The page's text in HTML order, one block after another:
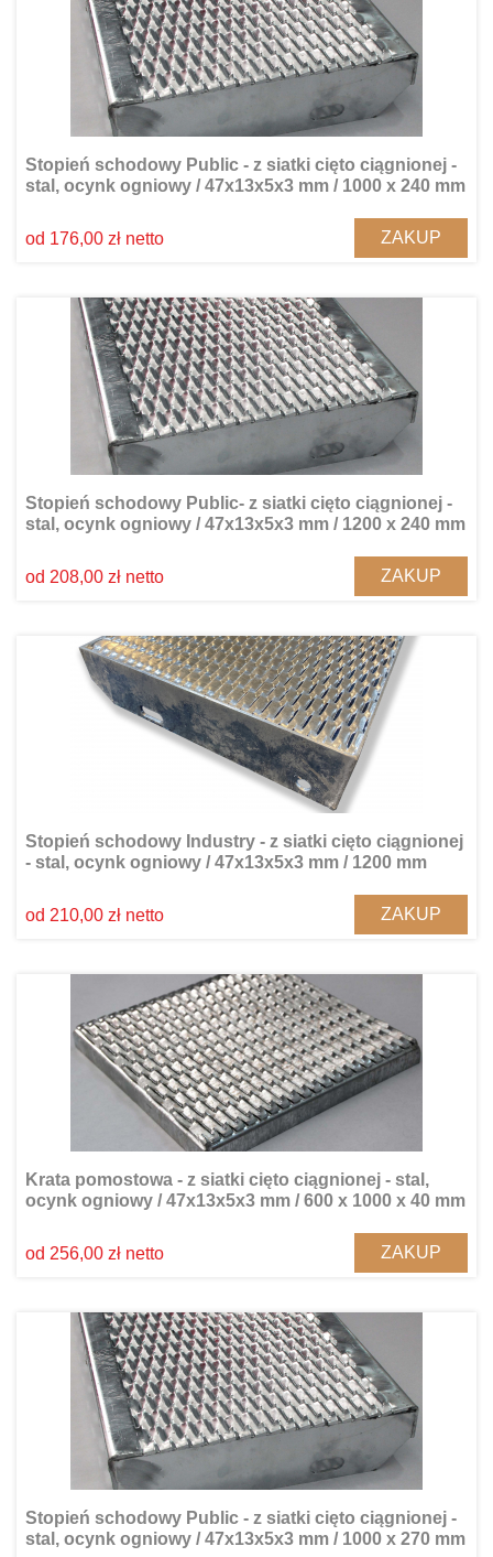
Stopień schodowy Public - z siatki cięto ciągnionej -
stal, ocynk ogniowy / 47x13x5x3 mm / 1000 x 240 mm
od 176,00 zł netto ZAKUP
Stopień schodowy Public- z siatki cięto ciągnionej -
stal, ocynk ogniowy / 47x13x5x3 mm / 1200 x 240 mm
od 208,00 zł netto ZAKUP
Stopień schodowy Industry - z siatki cięto ciągnionej
- stal, ocynk ogniowy / 47x13x5x3 mm / 1200 mm
od 210,00 zł netto ZAKUP
Krata pomostowa - z siatki cięto ciągnionej - stal,
ocynk ogniowy / 47x13x5x3 mm / 600 x 1000 x 40 mm
od 256,00 zł netto ZAKUP
Stopień schodowy Public - z siatki cięto ciągnionej -
stal, ocynk ogniowy / 47x13x5x3 mm / 1000 x 270 mm